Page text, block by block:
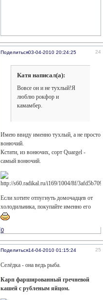
Поделиться 24
03-04-2010 20:24:25
Катя написал(а):
Вовсе он и не тухлый!Я
люблю рокфор и
камамбер.
Имею ввиду именно тухлый, а не просто
вонючий.
Кстати, из вонючих, сорт Quargel -
самый вонючий.
Если хотите отпугнуть домочадцев от
холодильника, покупайте именно его
0
Поделиться 25
14-04-2010 01:15:24
Селёдка - она ведь рыба.
Карп фаршированный гречневой
кашей с рубленым яйцом.